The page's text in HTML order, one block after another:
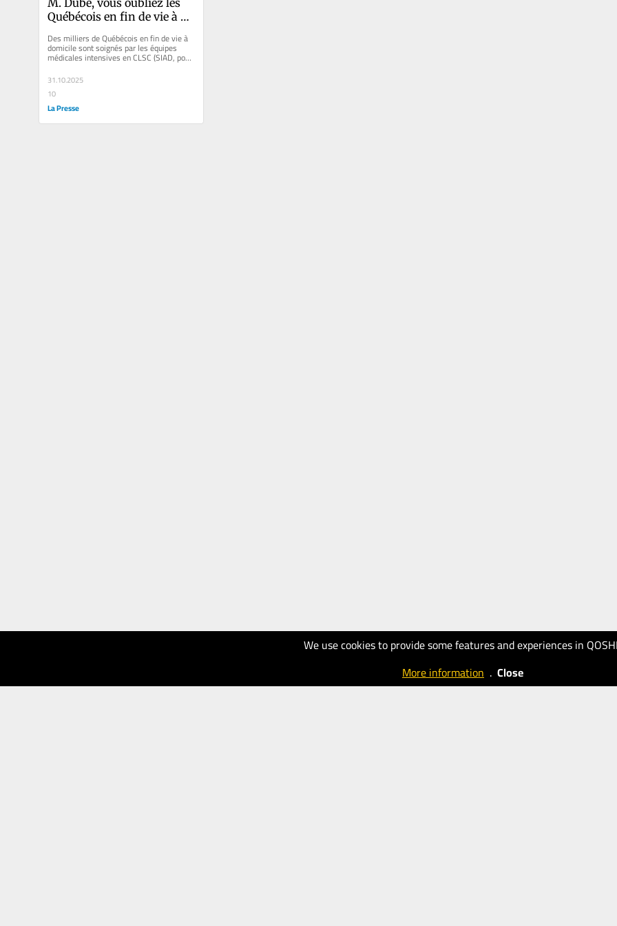
We use cookies to provide some features and experiences in
More information . Close
Québécois en fin de vie à
Des milliers de Québécois en fin de vie à
domicile sont soignés par les équipes
médicales intensives en CLSC (SIAD, pour
31.10.2025
10
La Presse